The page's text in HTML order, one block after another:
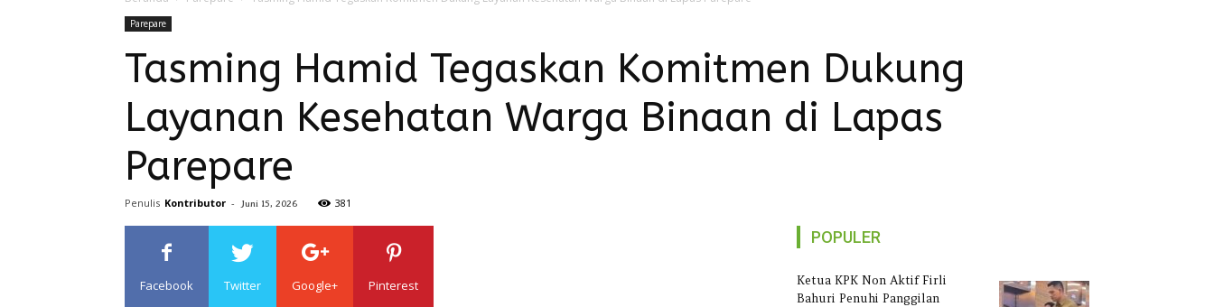
Parepare
Tasming Hamid Tegaskan Komitmen Dukung
Layanan Kesehatan Warga Binaan di Lapas
Parepare
Penulis Kontributor - Juni 15, 2026 381
Facebook Twitter Google+ Pinterest
POPULER
Ketua KPK Non Aktif Firli
Bahuri Penuhi Panggilan